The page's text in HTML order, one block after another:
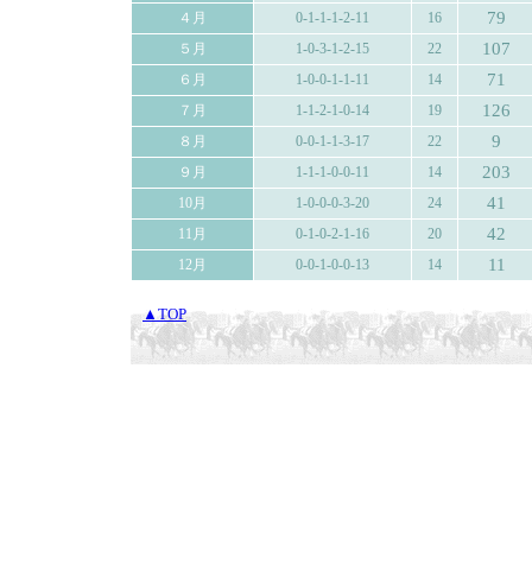
４月 0-1-1-1-2-11 16 79
５月 1-0-3-1-2-15 22 107
６月 1-0-0-1-1-11 14 71
７月 1-1-2-1-0-14 19 126
８月 0-0-1-1-3-17 22 9
９月 1-1-1-0-0-11 14 203
10月 1-0-0-0-3-20 24 41
11月 0-1-0-2-1-16 20 42
12月 0-0-1-0-0-13 14 11
▲TOP